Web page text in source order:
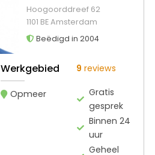
Hoogoorddreef 62
1101 BE Amsterdam
Beëdigd in 2004
Werkgebied
Opmeer
9 reviews
Gratis
gesprek
Binnen 24
uur
Geheel